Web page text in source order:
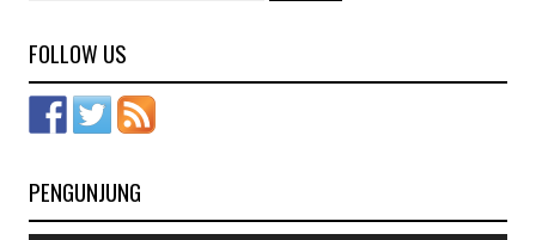
FOLLOW US
PENGUNJUNG